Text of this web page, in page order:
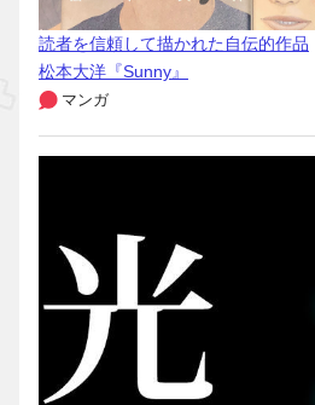
読者を信頼して描かれた自伝的作品
松本大洋『Sunny』
マンガ